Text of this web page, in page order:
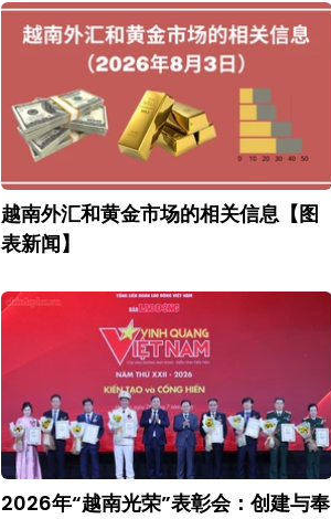
越南外汇和黄金市场的相关信息【图
表新闻】
2026年“越南光荣”表彰会：创建与奉